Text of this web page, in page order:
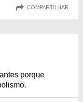
COMPARTILHAR
porque